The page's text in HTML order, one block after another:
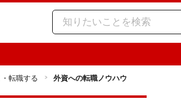
転職する 外資への転職ノウハウ